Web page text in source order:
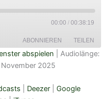
00:00 / 00:38:19
ABONNIEREN TEILEN
Apple Podcasts
Spotify
abspielen
Audiolänge:
2025
Deezer
Google